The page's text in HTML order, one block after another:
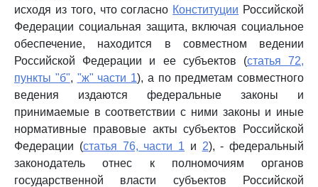
исходя из того, что согласно Конституции Российской
Федерации социальная защита, включая социальное
обеспечение, находится в совместном ведении
Российской Федерации и ее субъектов (статья 72,
пункты "б", "ж" части 1), а по предметам совместного
ведения издаются федеральные законы и
принимаемые в соответствии с ними законы и иные
нормативные правовые акты субъектов Российской
Федерации (статья 76, части 1 и 2), - федеральный
законодатель отнес к полномочиям органов
государственной власти субъектов Российской